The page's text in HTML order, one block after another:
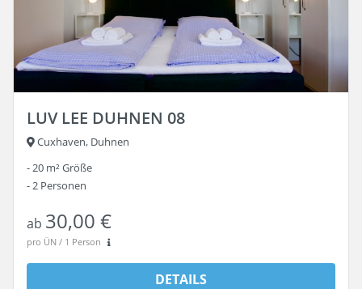
LUV LEE DUHNEN 08
Cuxhaven, Duhnen
20 m² Größe
2 Personen
ab 30,00 €
pro ÜN / 1 Person
DETAILS